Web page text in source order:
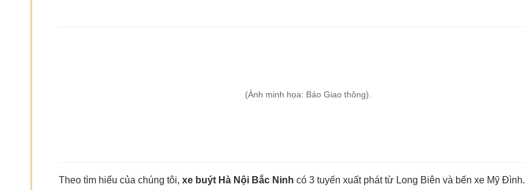
(Ảnh minh họa: Báo Giao thông).
Theo tìm hiểu của chúng tôi, xe buýt Hà Nội Bắc Ninh có 3 tuyến xuất phát từ Long Biên và bến xe Mỹ Đình.